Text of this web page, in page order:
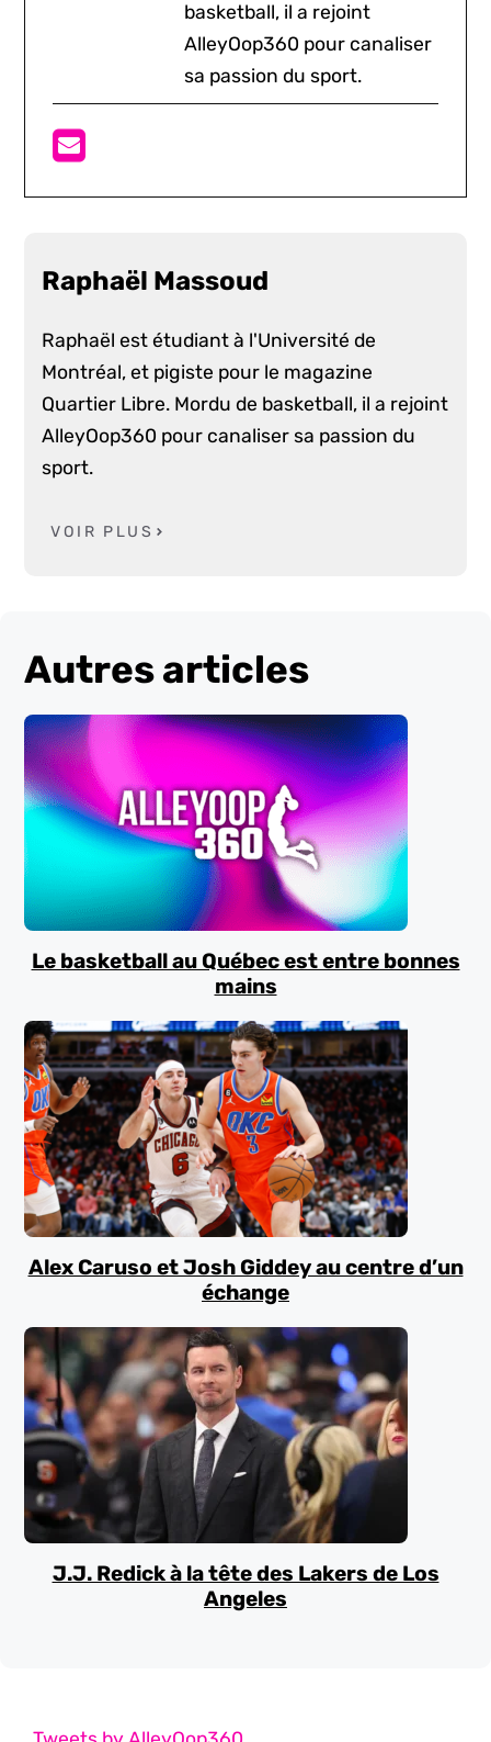
basketball, il a rejoint
AlleyOop360 pour canaliser
sa passion du sport.
Raphaël Massoud
Raphaël est étudiant à l'Université de
Montréal, et pigiste pour le magazine
Quartier Libre. Mordu de basketball, il a rejoint
AlleyOop360 pour canaliser sa passion du
sport.
VOIR PLUS
Autres articles
Le basketball au Québec est entre bonnes
mains
Alex Caruso et Josh Giddey au centre d’un
échange
J.J. Redick à la tête des Lakers de Los
Angeles